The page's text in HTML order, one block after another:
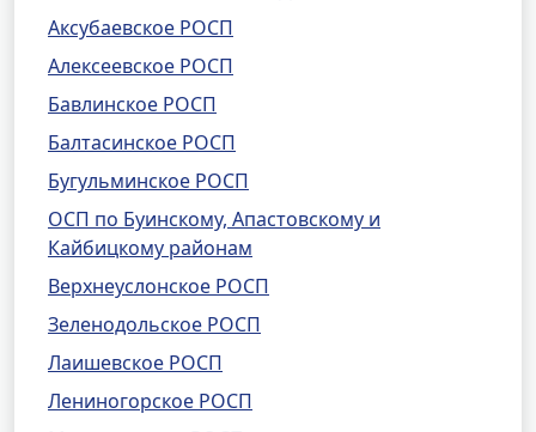
Аксубаевское РОСП
Алексеевское РОСП
Бавлинское РОСП
Балтасинское РОСП
Бугульминское РОСП
ОСП по Буинскому, Апастовскому и
Кайбицкому районам
Верхнеуслонское РОСП
Зеленодольское РОСП
Лаишевское РОСП
Лениногорское РОСП